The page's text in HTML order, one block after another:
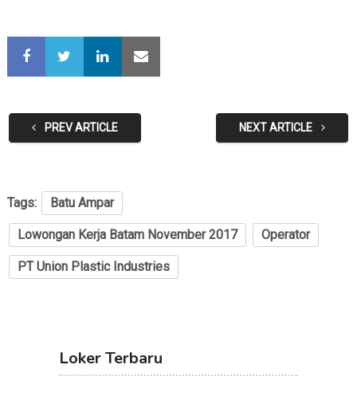
PREV ARTICLE NEXT ARTICLE
Tags: Batu Ampar
Lowongan Kerja Batam November 2017 Operator
PT Union Plastic Industries
Loker Terbaru